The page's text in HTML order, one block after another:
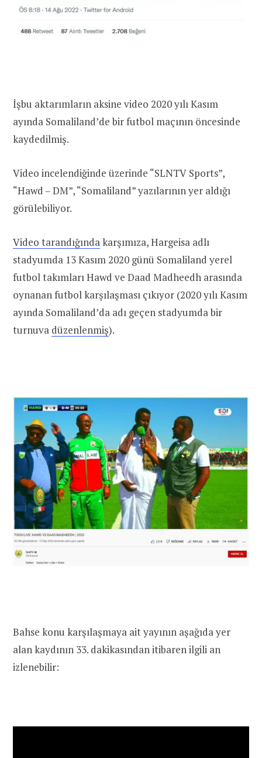
İşbu aktarımların aksine video 2020 yılı Kasım
ayında Somaliland’de bir futbol maçının öncesinde
kaydedilmiş.
Video incelendiğinde üzerinde “SLNTV Sports”,
“Hawd – DM”, “Somaliland” yazılarının yer aldığı
görülebiliyor.
Video tarandığındakarşımıza, Hargeisa adlı
stadyumda 13 Kasım 2020 günü Somaliland yerel
futbol takımları Hawd ve Daad Madheedh arasında
oynanan futbol karşılaşması çıkıyor (2020 yılı Kasım
ayında Somaliland’da adı geçen stadyumda bir
turnuva düzenlenmiş).
Bahse konu karşılaşmaya ait yayının aşağıda yer
alan kaydının 33. dakikasından itibaren ilgili an
izlenebilir: